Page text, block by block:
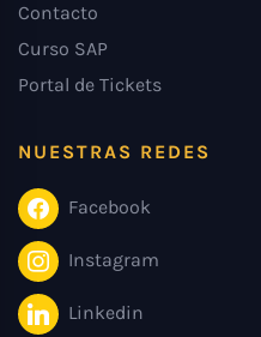
Contacto
Curso SAP
Portal de Tickets
NUESTRAS REDES
Facebook
Instagram
Linkedin